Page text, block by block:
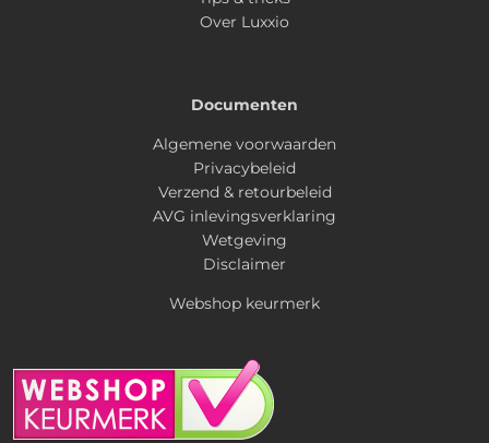
Over Luxxio
Documenten
Algemene voorwaarden
Privacybeleid
Verzend & retourbeleid
AVG inlevingsverklaring
Wetgeving
Disclaimer
Webshop keurmerk